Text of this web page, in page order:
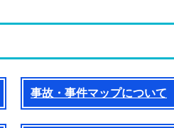
事故・事件マップについて